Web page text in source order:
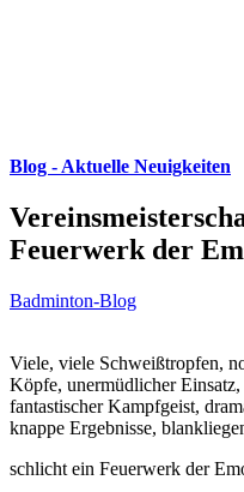
Blog - Aktuelle Neuigkeiten
Feuerwerk der
Badminton-Blog
Viele, viele Schweißtropfen,
Köpfe, unermüdlicher
fantastischer Kampfgeist,
knappe Ergebnisse,
schlicht ein Feuerwerk der